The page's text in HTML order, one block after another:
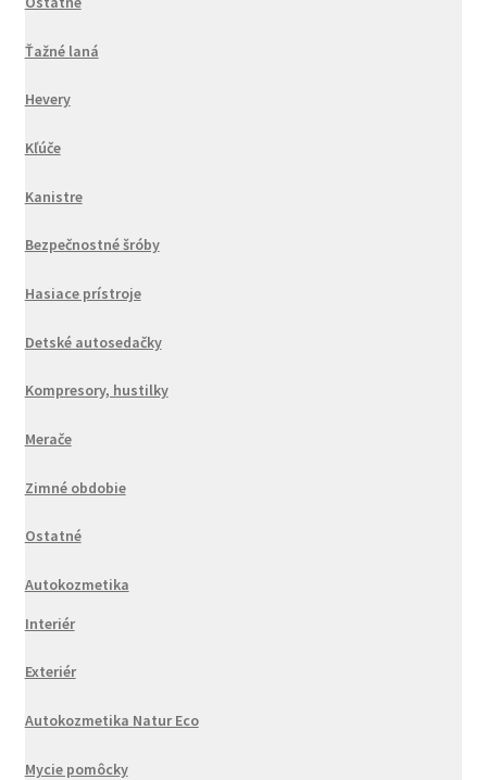
Ťažné laná
Hevery
Kľúče
Kanistre
Bezpečnostné šróby
Hasiace prístroje
Detské autosedačky
Kompresory, hustilky
Merače
Zimné obdobie
Ostatné
Autokozmetika
Interiér
Exteriér
Autokozmetika Natur Eco
Mycie pomôcky